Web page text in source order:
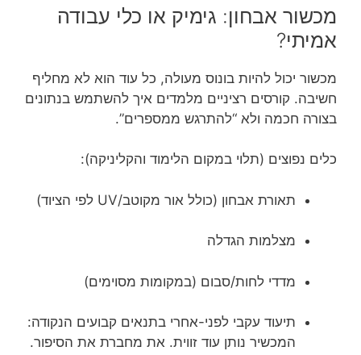
מכשור אבחון: גימיק או כלי עבודה
אמיתי?
מכשור יכול להיות בונוס מעולה, כל עוד הוא לא מחליף
חשיבה. קורסים רציניים מלמדים איך להשתמש בנתונים
בצורה חכמה ולא “להתרגש ממספרים”.
כלים נפוצים (תלוי במקום הלימוד והקליניקה):
תאורת אבחון (כולל אור מקוטב/UV לפי הציוד)
מצלמות הגדלה
מדדי לחות/סבום (במקומות מסוימים)
תיעוד עקבי לפני-אחרי בתנאים קבועים הנקודה:
המכשיר נותן עוד זווית. את מחברת את הסיפור.